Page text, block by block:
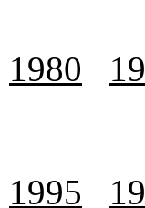
1980
1995